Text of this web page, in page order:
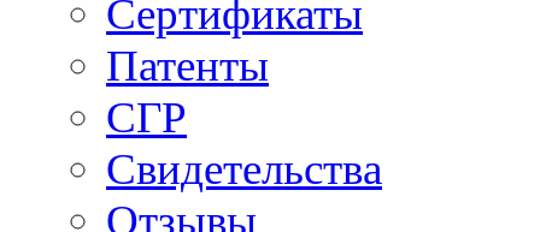
Сертификаты
Патенты
СГР
Свидетельства
Отзывы